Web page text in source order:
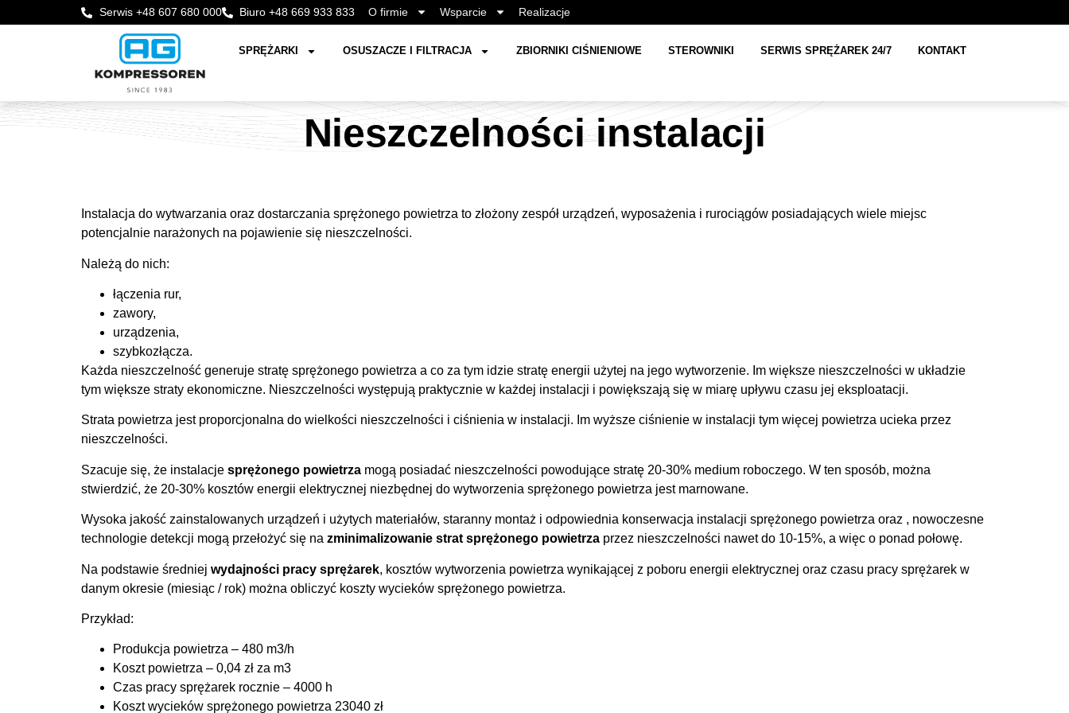
Serwis +48 607 680 000 Biuro +48 669 933 833 O firmie Wsparcie Realizacje
SPRĘŻARKI OSUSZACZE I FILTRACJA ZBIORNIKI CIŚNIENIOWE STEROWNIKI SERWIS SPRĘŻAREK 24/7 KONTAKT
Nieszczelności instalacji
Instalacja do wytwarzania oraz dostarczania sprężonego powietrza to złożony zespół urządzeń, wyposażenia i rurociągów posiadających wiele miejsc
potencjalnie narażonych na pojawienie się nieszczelności.
Należą do nich:
łączenia rur,
zawory,
urządzenia,
szybkozłącza.
Każda nieszczelność generuje stratę sprężonego powietrza a co za tym idzie stratę energii użytej na jego wytworzenie. Im większe nieszczelności w układzie
tym większe straty ekonomiczne. Nieszczelności występują praktycznie w każdej instalacji i powiększają się w miarę upływu czasu jej eksploatacji.
Strata powietrza jest proporcjonalna do wielkości nieszczelności i ciśnienia w instalacji. Im wyższe ciśnienie w instalacji tym więcej powietrza ucieka przez
nieszczelności.
Szacuje się, że instalacje sprężonego powietrza mogą posiadać nieszczelności powodujące stratę 20-30% medium roboczego. W ten sposób, można
stwierdzić, że 20-30% kosztów energii elektrycznej niezbędnej do wytworzenia sprężonego powietrza jest marnowane.
Wysoka jakość zainstalowanych urządzeń i użytych materiałów, staranny montaż i odpowiednia konserwacja instalacji sprężonego powietrza oraz , nowoczesne
technologie detekcji mogą przełożyć się na zminimalizowanie strat sprężonego powietrza przez nieszczelności nawet do 10-15%, a więc o ponad połowę.
Na podstawie średniej wydajności pracy sprężarek, kosztów wytworzenia powietrza wynikającej z poboru energii elektrycznej oraz czasu pracy sprężarek w
danym okresie (miesiąc / rok) można obliczyć koszty wycieków sprężonego powietrza.
Przykład:
Produkcja powietrza – 480 m3/h
Koszt powietrza – 0,04 zł za m3
Czas pracy sprężarek rocznie – 4000 h
Koszt wycieków sprężonego powietrza 23040 zł